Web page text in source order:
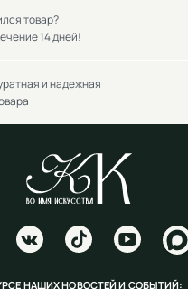
товар?
14 дней!
и надежная
НАШИХ НОВОСТЕЙ И СОБЫТИЙ: